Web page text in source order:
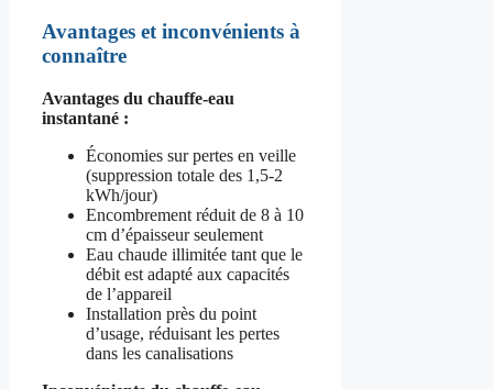
Avantages et inconvénients à
connaître
Avantages du chauffe-eau
instantané :
Économies sur pertes en veille
(suppression totale des 1,5-2
kWh/jour)
Encombrement réduit de 8 à 10
cm d’épaisseur seulement
Eau chaude illimitée tant que le
débit est adapté aux capacités
de l’appareil
Installation près du point
d’usage, réduisant les pertes
dans les canalisations